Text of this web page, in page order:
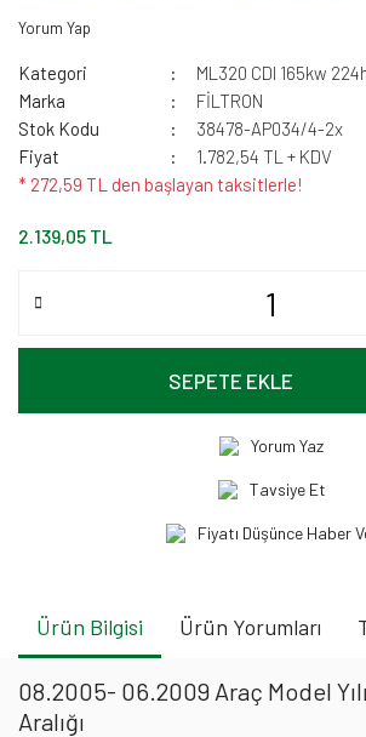
Yorum Yap
Kategori
ML320 CDI 165kw
Marka
FİLTRON
Stok Kodu
38478-AP034/4-2x
Fiyat
1.782,54 TL + KDV
* 272,59 TL den başlayan taksitlerle!
2.139,05 TL
SEPETE EKLE
Yorum Yaz
Tavsiye Et
Fiyatı Düşünce Haber
Ürün Bilgisi Ürün Yorumları
08.2005- 06.2009 Araç Model
Aralığı